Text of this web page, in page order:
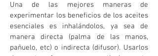
Una de las mejores maneras de
experimentar los beneficios de los aceites
esenciales es inhalándolos, ya sea de
manera directa (palma de las manos,
pañuelo, etc) o indirecta (difusor). Usarlos